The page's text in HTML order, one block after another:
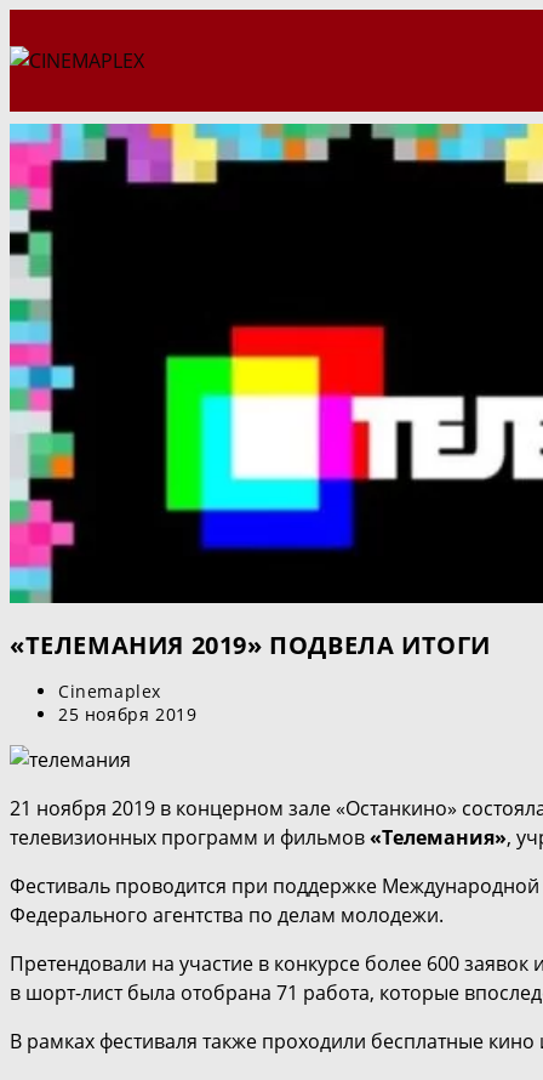
к
«ТЕЛЕМАНИЯ 2019» ПОДВЕЛА ИТОГИ
Автор
записи:
Cinemaplex
Запись
25 ноября 2019
21 ноября 2019 в концерном зале «Останкино»
телевизионных программ и фильмов«Телемания»,
Фестиваль проводится при поддержке Международной
Федерального агентства по делам молодежи.
Претендовали на участие в конкурсе более 600
в шорт-лист была отобрана 71 работа, которые
В рамках фестиваля также проходили бесплатные